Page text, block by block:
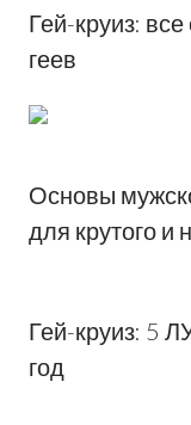
Гей-круиз:
геев
Основы
для крутого и
Гей-круиз: 5
год